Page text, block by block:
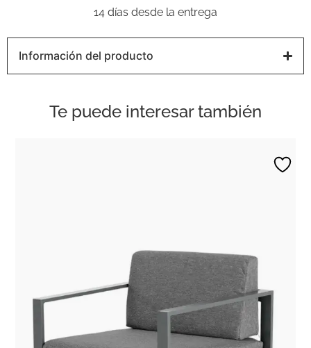
14 días desde la entrega
Información del producto
Te puede interesar también